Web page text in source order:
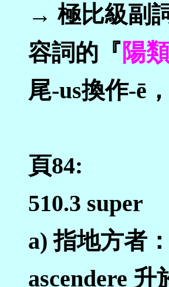
→ 極比級副
容詞的『陽
尾-us換作-ē
頁84:
510.3 super
a) 指地方者
ascendere 升